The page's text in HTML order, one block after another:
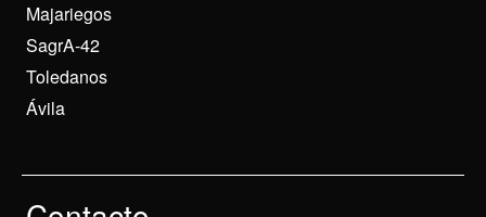
Majariegos
SagrA-42
Toledanos
Ávila